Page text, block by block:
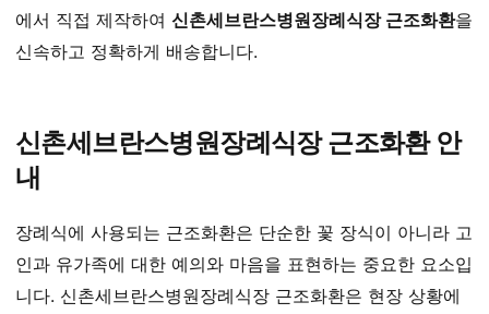
에서 직접 제작하여 신촌세브란스병원장례식장 근조화환을
신속하고 정확하게 배송합니다.
신촌세브란스병원장례식장 근조화환 안
내
장례식에 사용되는 근조화환은 단순한 꽃 장식이 아니라 고
인과 유가족에 대한 예의와 마음을 표현하는 중요한 요소입
니다. 신촌세브란스병원장례식장 근조화환은 현장 상황에